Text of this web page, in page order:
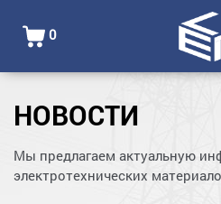
0
НОВОСТИ
Мы предлагаем актуальную
электротехнических